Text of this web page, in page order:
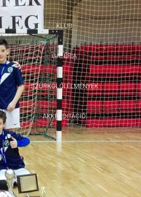
KLUB
GALÉRIA
SZURKOLÓI ÉLMÉNYEK
AKKREDITÁCIÓ